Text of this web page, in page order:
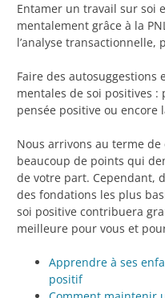
Entamer un travail sur soi
mentalement grâce à la
l’analyse transactionnelle,
Faire des autosuggestions
mentales de soi positives
pensée positive ou encore
Nous arrivons au terme
beaucoup de points qui
de votre part. Cependant,
des fondations les plus
soi positive contribuera
meilleure pour vous et
Apprendre à ses
positif